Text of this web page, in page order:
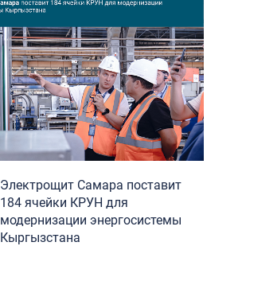
Электрощит Самара поставит
184 ячейки КРУН для
модернизации энергосистемы
Кыргызстана